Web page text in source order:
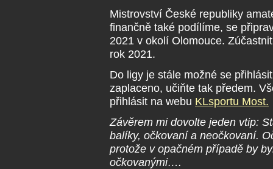
Mistrovství České republiky
finančně také podílíme, se
2021 v okolí Olomouce.
rok 2021.
Do ligy je stále možné se
zaplaceno, učiňte tak předem.
přihlásit na webu KLsportu Most.
Závěrem mi dovolte jeden vtip:
balíky, očkovaní a neočkovaní.
protože v opačném případě by
očkovanými….